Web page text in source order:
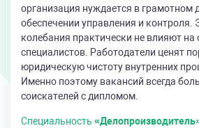
организация нуждается в грамотном
обеспечении управления и контроля.
колебания практически не влияют на
специалистов. Работодатели ценят
юридическую чистоту внутренних
Именно поэтому вакансий всегда
соискателей с дипломом.
Специальность